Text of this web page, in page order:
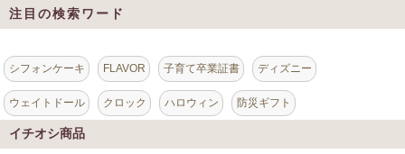
注目の検索ワード
シフォンケーキ FLAVOR 子育て卒業証書 ディズニー
ウェイトドール クロック ハロウィン 防災ギフト
イチオシ商品